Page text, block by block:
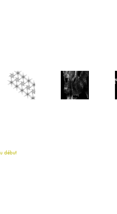
R.A.S PERCÉE
début